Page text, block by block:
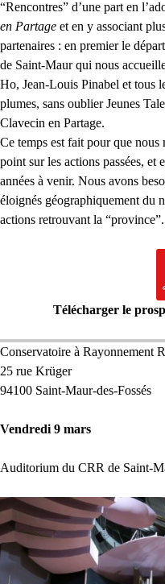
“Rencontres” d’une part en
en Partage et en y associant
partenaires : en premier le
de Saint-Maur qui nous
Ho, Jean-Louis Pinabel et tous
plumes, sans oublier Jeunes
Clavecin en Partage.
Ce temps est fait pour que
point sur les actions passées, et
années à venir. Nous avons
éloignés géographiquement du
actions retrouvant la “province”.
Télécharger le
Conservatoire à Rayonnement
25 rue Krüger
94100 Saint-Maur-des-Fossés
Vendredi 9 mars
Auditorium du CRR de Saint-